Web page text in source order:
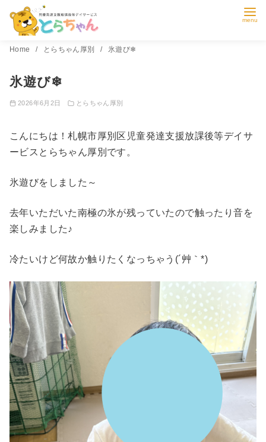
Home とらちゃん厚別 氷遊び❄
氷遊び❄
2026年6月2日 とらちゃん厚別
こんにちは！札幌市厚別区児童発達支援放課後等デイサ
ービスとらちゃん厚別です。
氷遊びをしました～
去年いただいた南極の氷が残っていたので触ったり音を
楽しみました♪
冷たいけど何故か触りたくなっちゃう(´艸｀*)